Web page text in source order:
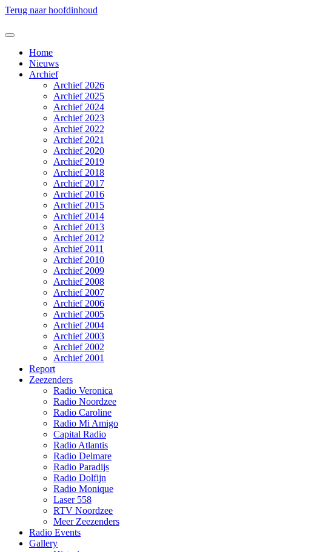
Terug naar hoofdinhoud
Home
Nieuws
Archief
Archief 2026
Archief 2025
Archief 2024
Archief 2023
Archief 2022
Archief 2021
Archief 2020
Archief 2019
Archief 2018
Archief 2017
Archief 2016
Archief 2015
Archief 2014
Archief 2013
Archief 2012
Archief 2011
Archief 2010
Archief 2009
Archief 2008
Archief 2007
Archief 2006
Archief 2005
Archief 2004
Archief 2003
Archief 2002
Archief 2001
Report
Zeezenders
Radio Veronica
Radio Noordzee
Radio Caroline
Radio Mi Amigo
Capital Radio
Radio Atlantis
Radio Delmare
Radio Paradijs
Radio Dolfijn
Radio Monique
Laser 558
RTV Noordzee
Meer Zeezenders
Radio Events
Gallery